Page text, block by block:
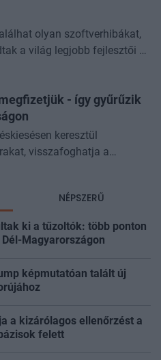
olyan szoftverhibákat,
a világ legjobb fejlesztői és
- így gyűrűzik
keresztül
visszafoghatja a
NÉPSZERŰ
ki a tűzoltók: több ponton
Magyarországon
képmutatóan talált új
a kizárólagos ellenőrzést a
felett